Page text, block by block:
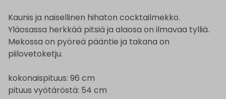
Kaunis ja naisellinen hihaton cocktailmekko.
Yläosassa herkkää pitsiä ja alaosa on ilmavaa tylliä.
Mekossa on pyöreä pääntie ja takana on
piilovetoketju.
kokonaispituus: 96 cm
pituus vyötäröstä: 54 cm